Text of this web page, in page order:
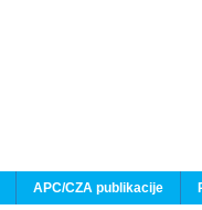
APC/CZA publikacije